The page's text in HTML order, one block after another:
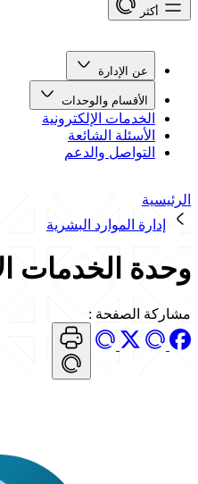
أكثر
عن الإدارة
الأقسام والوحدات
الخدمات الإلكترونية
الأسئلة الشائعة
التواصل والدعم
الرئيسية
إدارة الموارد البشرية
وحدة الخدمات
مشاركة الصفحة :